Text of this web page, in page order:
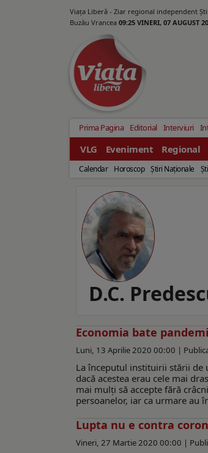
Viața Liberă - Ziar regional independent
Buzău Vrancea 09:25 VINERI, 07 AUGUST
Prima Pagina Editorial Interviuri
VLG Eveniment Regional
Calendar Horoscop Ştiri Naţionale
D.C.
Economia bate
Luni, 13 Aprilie 2020 00:00 |
La începutul instituirii stării de
dacă acestea erau cele mai
mai mulţi să accepte fără
persoanelor, iar ca urmare au
Lupta nu e contra
Vineri, 27 Martie 2020 00:00 |